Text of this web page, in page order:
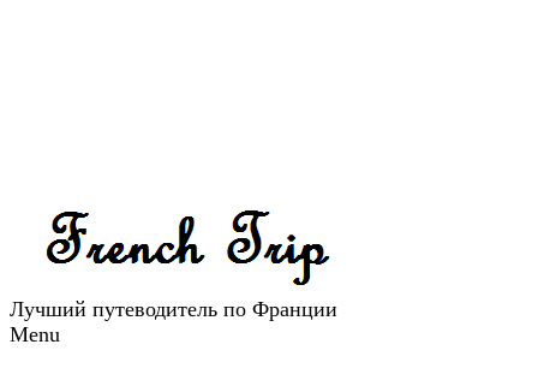
Лучший путеводитель по Франции
Menu